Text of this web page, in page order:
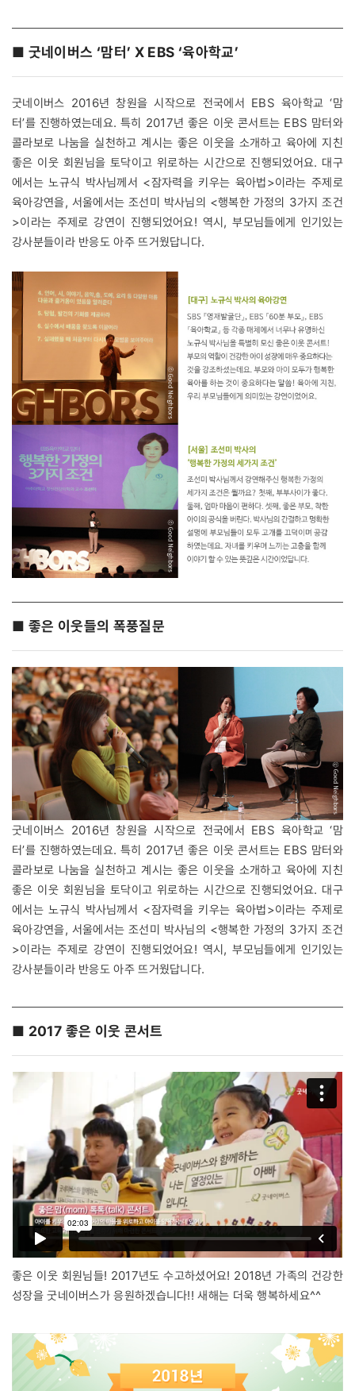
■ 굿네이버스 ‘맘터’ X EBS ‘육아학교’
굿네이버스 2016년 창원을 시작으로 전국에서 EBS 육아학교 ‘맘
터’를 진행하였는데요. 특히 2017년 좋은 이웃 콘서트는 EBS 맘터와
콜라보로 나눔을 실천하고 계시는 좋은 이웃을 소개하고 육아에 지친
좋은 이웃 회원님을 토닥이고 위로하는 시간으로 진행되었어요. 대구
에서는 노규식 박사님께서 <잠자력을 키우는 육아법>이라는 주제로
육아강연을, 서울에서는 조선미 박사님의 <행복한 가정의 3가지 조건
>이라는 주제로 강연이 진행되었어요! 역시, 부모님들에게 인기있는
강사분들이라 반응도 아주 뜨거웠답니다.
■ 좋은 이웃들의 폭풍질문
굿네이버스 2016년 창원을 시작으로 전국에서 EBS 육아학교 ‘맘
터’를 진행하였는데요. 특히 2017년 좋은 이웃 콘서트는 EBS 맘터와
콜라보로 나눔을 실천하고 계시는 좋은 이웃을 소개하고 육아에 지친
좋은 이웃 회원님을 토닥이고 위로하는 시간으로 진행되었어요. 대구
에서는 노규식 박사님께서 <잠자력을 키우는 육아법>이라는 주제로
육아강연을, 서울에서는 조선미 박사님의 <행복한 가정의 3가지 조건
>이라는 주제로 강연이 진행되었어요! 역시, 부모님들에게 인기있는
강사분들이라 반응도 아주 뜨거웠답니다.
■ 2017 좋은 이웃 콘서트
좋은 이웃 회원님들! 2017년도 수고하셨어요! 2018년 가족의 건강한
성장을 굿네이버스가 응원하겠습니다!! 새해는 더욱 행복하세요^^